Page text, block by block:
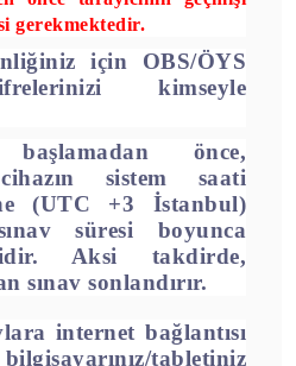
gerekmektedir.
için OBS/ÖYS
kimseyle
önce,
sistem saati
(UTC +3 İstanbul)
süresi boyunca
Aksi takdirde,
sınav sonlandırır.
internet bağlantısı
tabletiniz